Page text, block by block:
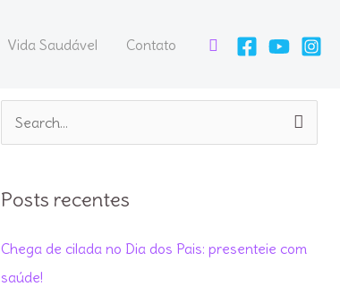
Vida Saudável Contato Pesquisar
e
q
i
s
Posts recentes
Chega de cilada no Dia dos Pais: presenteie com
saúde!